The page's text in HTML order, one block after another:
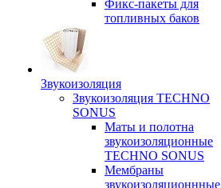
Фикс-пакеты для
топливных баков
Звукоизоляция
Звукоизоляция TECHNO
SONUS
Маты и полотна
звукоизоляционные
TECHNO SONUS
Мембраны
звукоизоляционнные